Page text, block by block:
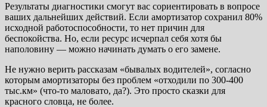
Результаты диагностики смогут вас сориентировать в вопросе
ваших дальнейших действий. Если амортизатор сохранил 80%
исходной работоспособности, то нет причин для
беспокойства. Но, если ресурс исчерпал себя хотя бы
наполовину — можно начинать думать о его замене.
Не нужно верить рассказам «бывалых водителей», согласно
которым амортизаторы без проблем «отходили по 300-400
тыс.км» (что-то маловато, да?). Это просто сказки для
красного словца, не более.